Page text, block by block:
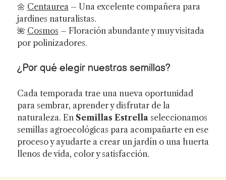
🌼 Centaurea – Una excelente compañera para
jardines naturalistas.
🌺 Cosmos – Floración abundante y muy visitada
por polinizadores.
¿Por qué elegir nuestras semillas?
Cada temporada trae una nueva oportunidad
para sembrar, aprender y disfrutar de la
naturaleza. En Semillas Estrellaseleccionamos
semillas agroecológicas para acompañarte en ese
proceso y ayudarte a crear un jardín o una huerta
llenos de vida, color y satisfacción.